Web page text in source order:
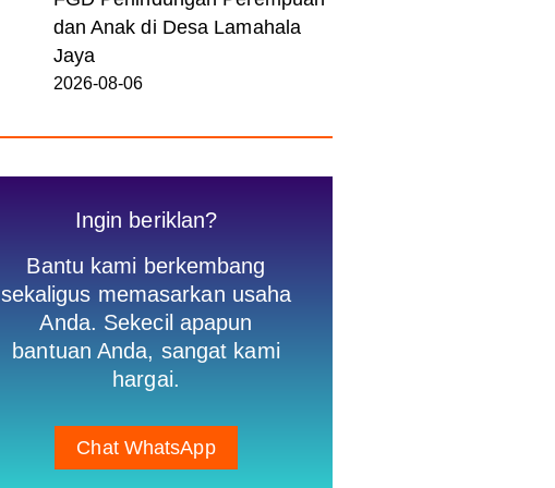
dan Anak di Desa Lamahala
Jaya
2026-08-06
Ingin beriklan?
Bantu kami berkembang
sekaligus memasarkan usaha
Anda. Sekecil apapun
bantuan Anda, sangat kami
hargai.
Chat WhatsApp